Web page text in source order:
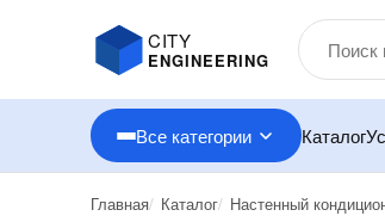
CITY
ENGINEERING
Все категории Каталог
Главная Каталог Настенный